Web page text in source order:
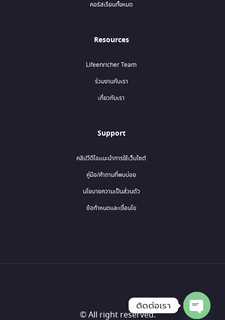
คอร์สเรียนทั้งหมด
Resources
Lifeenricher Team
ร่วมงานกับเรา
เกี่ยวกับเรา
Support
คลิปวีดีโอแนะนำการใช้เว็บไซต์
คู่มือ/คำถามที่พบบ่อย
นโยบายความเป็นส่วนตัว
ข้อกำหนดและเงื่อนไข
© All right reserved.
ติดต่อเรา